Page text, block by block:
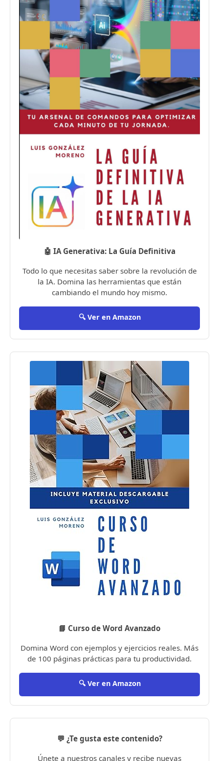
🤖 IA Generativa: La Guía Definitiva
Todo lo que necesitas saber sobre la revolución de
la IA. Domina las herramientas que están
cambiando el mundo hoy mismo.
🔍 Ver en Amazon
📘 Curso de Word Avanzado
Domina Word con ejemplos y ejercicios reales. Más
de 100 páginas prácticas para tu productividad.
🔍 Ver en Amazon
💬 ¿Te gusta este contenido?
Únete a nuestros canales y recibe nuevas